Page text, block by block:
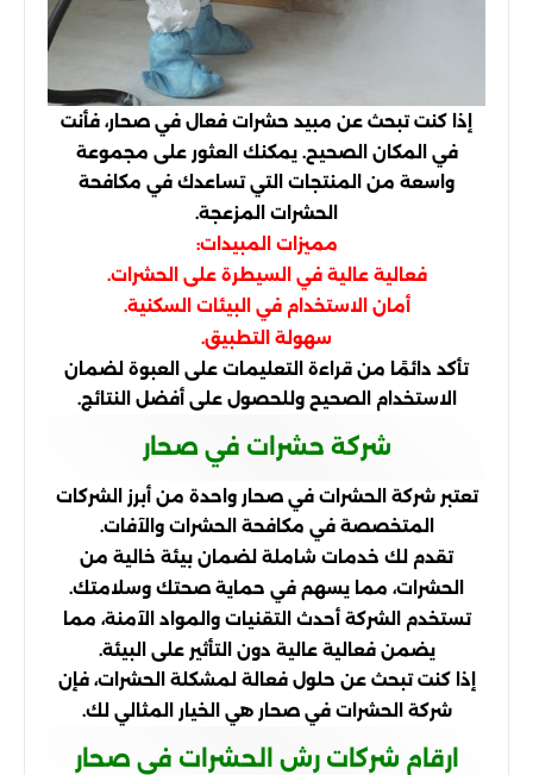
إذا كنت تبحث عن مبيد حشرات فعال في صحار، فأنت
في المكان الصحيح. يمكنك العثور على مجموعة
واسعة من المنتجات التي تساعدك في مكافحة
الحشرات المزعجة.
مميزات المبيدات:
فعالية عالية في السيطرة على الحشرات.
أمان الاستخدام في البيئات السكنية.
سهولة التطبيق.
تأكد دائمًا من قراءة التعليمات على العبوة لضمان
الاستخدام الصحيح وللحصول على أفضل النتائج.
شركة حشرات في صحار
تعتبر شركة الحشرات في صحار واحدة من أبرز الشركات
المتخصصة في مكافحة الحشرات والآفات.
تقدم لك خدمات شاملة لضمان بيئة خالية من
الحشرات، مما يسهم في حماية صحتك وسلامتك.
تستخدم الشركة أحدث التقنيات والمواد الآمنة، مما
يضمن فعالية عالية دون التأثير على البيئة.
إذا كنت تبحث عن حلول فعالة لمشكلة الحشرات، فإن
شركة الحشرات في صحار هي الخيار المثالي لك.
ارقام شركات رش الحشرات في صحار